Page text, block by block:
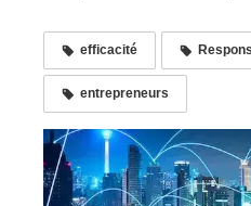
efficacité
entrepreneurs